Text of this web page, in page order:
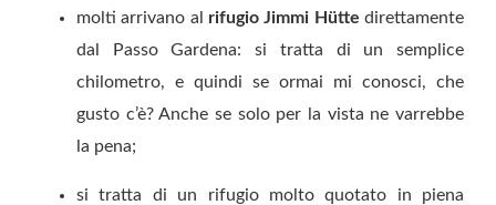
molti arrivano al rifugio Jimmi Hütte direttamente
dal Passo Gardena: si tratta di un semplice
chilometro, e quindi se ormai mi conosci, che
gusto c’è? Anche se solo per la vista ne varrebbe
la pena;
si tratta di un rifugio molto quotato in piena